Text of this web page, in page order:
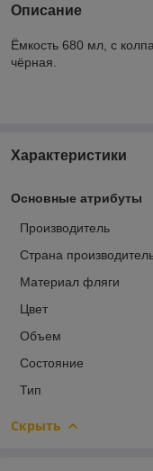
Описание
Ёмкость 680 мл, с
чёрная.
Характеристики
Основные атрибуты
Производитель
Страна
Материал фляги
Цвет
Объем
Состояние
Тип
Скрыть